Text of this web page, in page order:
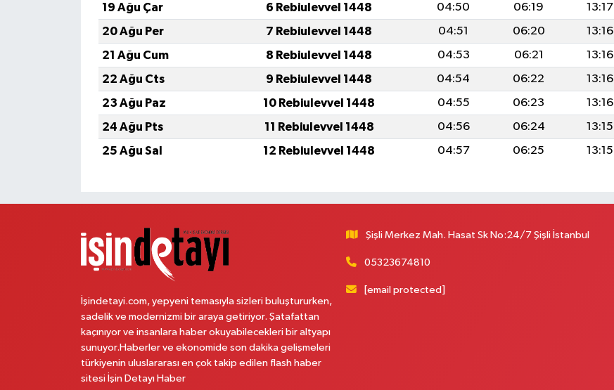
19 Ağu Çar
6 Rebiulevvel 1448 04:50 06:19 13:17
20 Ağu Per
7 Rebiulevvel 1448 04:51 06:20 13:16
21 Ağu Cum
8 Rebiulevvel 1448 04:53 06:21 13:16
22 Ağu Cts
9 Rebiulevvel 1448 04:54 06:22 13:16
23 Ağu Paz
10 Rebiulevvel 1448 04:55 06:23 13:16
24 Ağu Pts
11 Rebiulevvel 1448 04:56 06:24 13:15
25 Ağu Sal
12 Rebiulevvel 1448 04:57 06:25 13:15
İşindetayi.com, yepyeni temasıyla sizleri buluştururken,
sadelik ve modernizmi bir araya getiriyor. Şatafattan
kaçınıyor ve insanlara haber okuyabilecekleri bir altyapı
sunuyor.Haberler ve ekonomide son dakika gelişmeleri
türkiyenin uluslararası en çok takip edilen flash haber
sitesi İşin Detayı Haber
Şişli Merkez Mah. Hasat Sk No:24/7 Şişli İstanbul
05323674810
[email protected]